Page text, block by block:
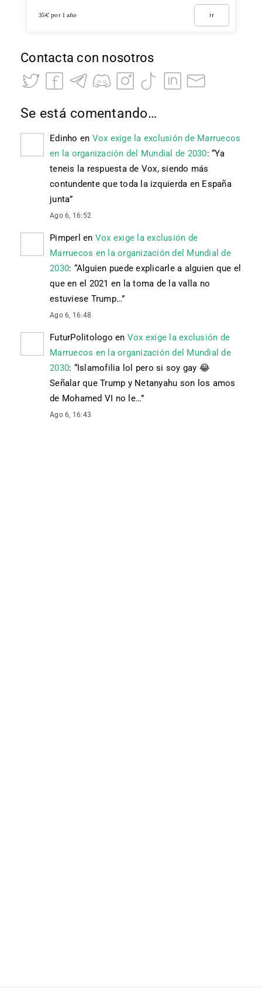
35€ por 1 año Ir
Contacta con nosotros
Se está comentando…
Edinho en Vox exige la exclusión de Marruecos
en la organización del Mundial de 2030: “Ya
teneis la respuesta de Vox, siendo más
contundente que toda la izquierda en España
junta”
Ago 6, 16:52
Pimperl en Vox exige la exclusión de
Marruecos en la organización del Mundial de
2030: “Alguien puede explicarle a alguien que el
que en el 2021 en la toma de la valla no
estuviese Trump…”
Ago 6, 16:48
FuturPolitologo en Vox exige la exclusión de
Marruecos en la organización del Mundial de
2030: “Islamofilia lol pero si soy gay 😂
Señalar que Trump y Netanyahu son los amos
de Mohamed VI no le…”
Ago 6, 16:43